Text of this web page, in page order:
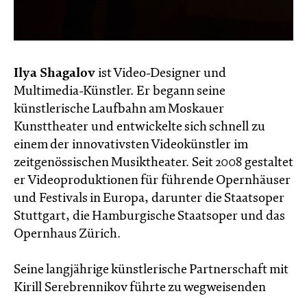
Ilya Shagalov ist Video-Designer und
Multimedia-Künstler. Er begann seine
künstlerische Laufbahn am Moskauer
Kunsttheater und entwickelte sich schnell zu
einem der innovativsten Videokünstler im
zeitgenössischen Musiktheater. Seit 2008 gestaltet
er Videoproduktionen für führende Opernhäuser
und Festivals in Europa, darunter die Staatsoper
Stuttgart, die Hamburgische Staatsoper und das
Opernhaus Zürich.
Seine langjährige künstlerische Partnerschaft mit
Kirill Serebrennikov führte zu wegweisenden